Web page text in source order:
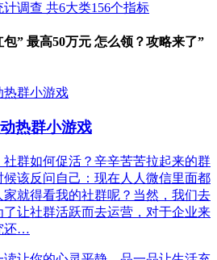
调查 共6大类156个指标
” 最高50万元 怎么领？攻略来了”
热群小游戏
群如何促活？辛辛苦苦拉起来的群
该反问自己：现在人人微信里面都
就得看我的社群呢？当然，我们去
让社群活跃而去运营，对于企业来
还…